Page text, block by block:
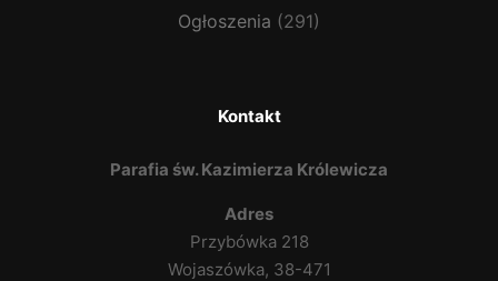
Ogłoszenia (291)
Kontakt
Parafia św. Kazimierza Królewicza
Adres
Przybówka 218
Wojaszówka, 38-471